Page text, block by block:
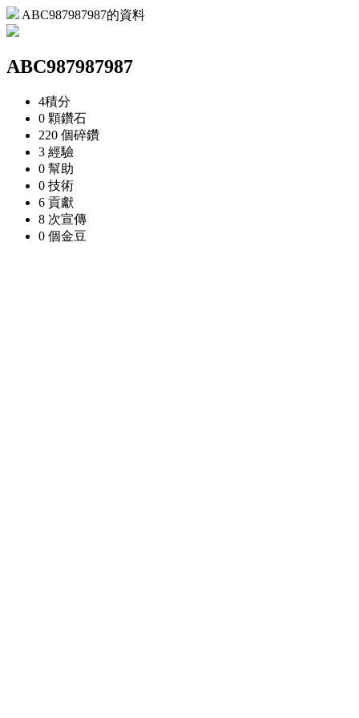
ABC987987987的資料
ABC987987987
4積分
0 顆鑽石
220 個碎鑽
3 經驗
0 幫助
0 技術
6 貢獻
8 次宣傳
0 個金豆